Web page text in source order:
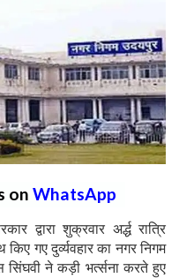
on WhatsApp
द्वारा शुक्रवार अर्द्ध रात्रि
गए दुर्व्यवहार का नगर निगम
सिंघवी ने कड़ी भर्त्सना करते हुए